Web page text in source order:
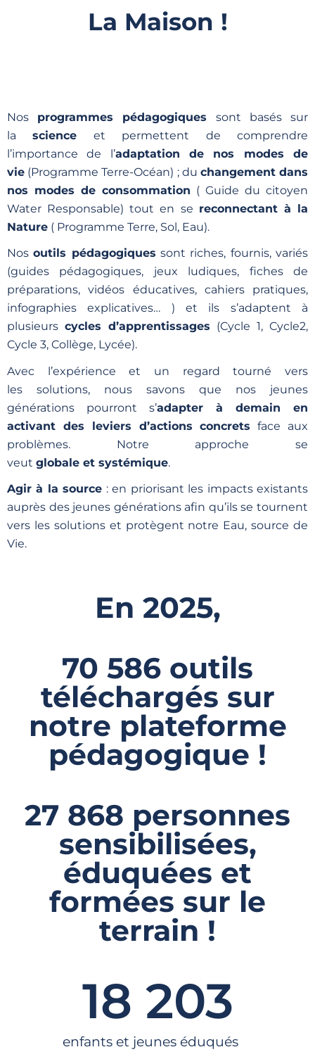
La Maison !
Nos programmes pédagogiques sont basés sur
lascience et permettent de comprendre
l’importance de l’adaptation de nos modes de
vie (Programme Terre-Océan) ; du changement dans
nos modes de consommation ( Guide du citoyen
Water Responsable) tout en se reconnectant à la
Nature ( Programme Terre, Sol, Eau).
Nosoutils pédagogiques sont riches, fournis, variés
(guides pédagogiques, jeux ludiques, fiches de
préparations, vidéos éducatives, cahiers pratiques,
infographies explicatives… ) et ils s’adaptent à
plusieurs cycles d’apprentissages (Cycle 1, Cycle2,
Cycle 3, Collège, Lycée).
Avec l’expérience et un regard tourné vers
les solutions, nous savons que nos jeunes
générations pourront s’adapter à demain en
activant des leviers d’actions concrets face aux
problèmes. Notre approche se
veut globale et systémique.
Agir à la source : en priorisant les impacts existants
auprès des jeunes générations afin qu’ils se tournent
vers les solutions et protègent notre Eau, source de
Vie.
En 2025,
70 586 outils
téléchargés sur
notre plateforme
pédagogique !
27 868 personnes
sensibilisées,
éduquées et
formées sur le
terrain !
enfants et jeunes éduqués
18 203